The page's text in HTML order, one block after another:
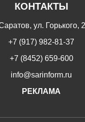
КОНТАКТЫ
ул. Горького,
+7 (917) 982-81-37
+7 (8452) 659-600
info@sarinform.ru
РЕКЛАМА